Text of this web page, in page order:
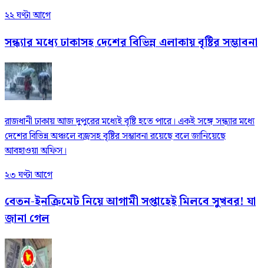
২২ ঘণ্টা আগে
সন্ধ্যার মধ্যে ঢাকাসহ দেশের বিভিন্ন এলাকায় বৃষ্টির সম্ভাবনা
রাজধানী ঢাকায় আজ দুপুরের মধ্যেই বৃষ্টি হতে পারে। একই সঙ্গে সন্ধ্যার মধ্যে
দেশের বিভিন্ন অঞ্চলে বজ্রসহ বৃষ্টির সম্ভাবনা রয়েছে বলে জানিয়েছে
আবহাওয়া অফিস।
২৩ ঘণ্টা আগে
বেতন-ইনক্রিমেট নিয়ে আগামী সপ্তাহেই মিলবে সুখবর! যা
জানা গেল